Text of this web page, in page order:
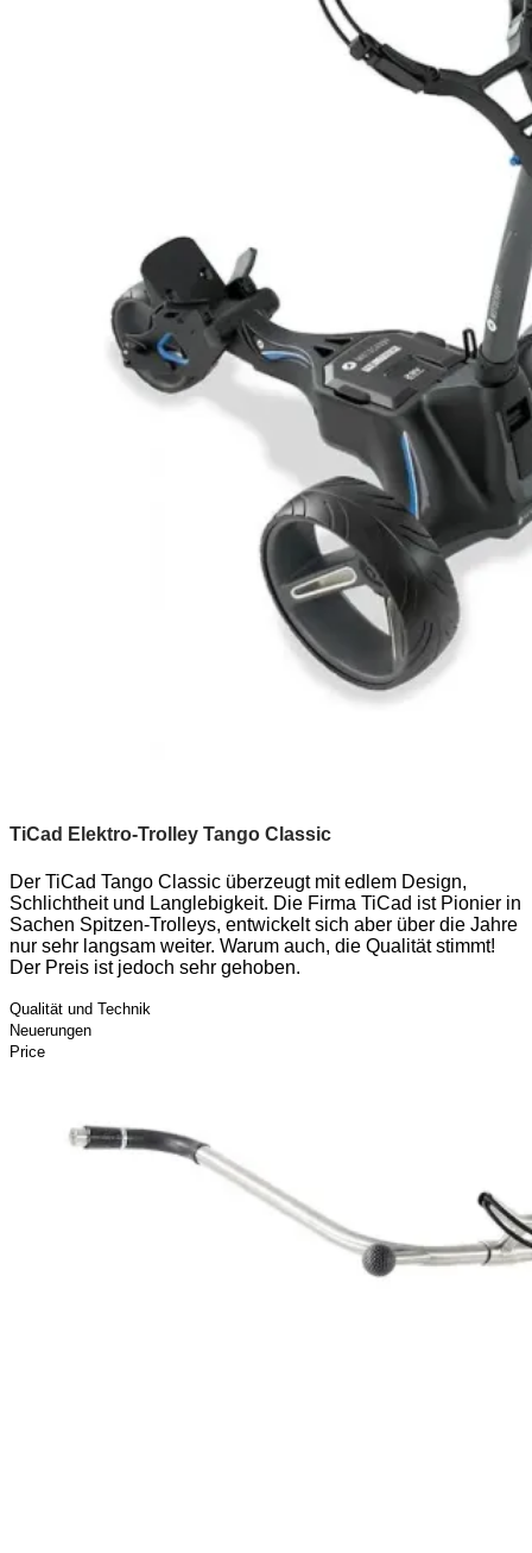
TiCad Elektro-Trolley Tango Classic
Der TiCad Tango Classic überzeugt mit edlem Design,
Schlichtheit und Langlebigkeit. Die Firma TiCad ist Pionier in
Sachen Spitzen-Trolleys, entwickelt sich aber über die Jahre
nur sehr langsam weiter. Warum auch, die Qualität stimmt!
Der Preis ist jedoch sehr gehoben.
Qualität und Technik
Neuerungen
Price